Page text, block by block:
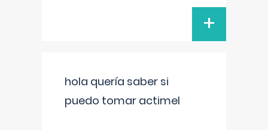
+
hola quería saber si
puedo tomar actimel